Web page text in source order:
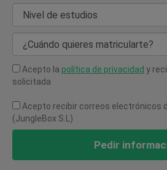
Nivel de estudios
¿Cuándo quieres matricularte?
Acepto la política de privacidad y
solicitada
Acepto recibir correos electrónicos
(JungleBox S.L)
Pedir